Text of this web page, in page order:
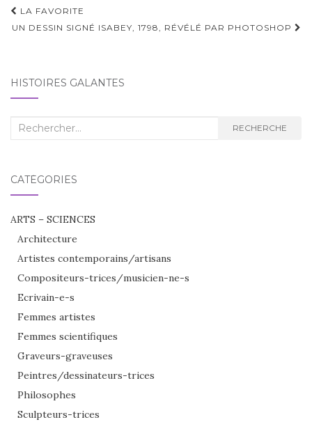
Navigation
d'article
LA FAVORITE
UN DESSIN SIGNÉ ISABEY, 1798, RÉVÉLÉ PAR PHOTOSHOP
HISTOIRES GALANTES
Recherche
RECHERCHE
CATÉGORIES
ARTS – SCIENCES
Architecture
Artistes contemporains/artisans
Compositeurs-trices/musicien-ne-s
Ecrivain-e-s
Femmes artistes
Femmes scientifiques
Graveurs-graveuses
Peintres/dessinateurs-trices
Philosophes
Sculpteurs-trices